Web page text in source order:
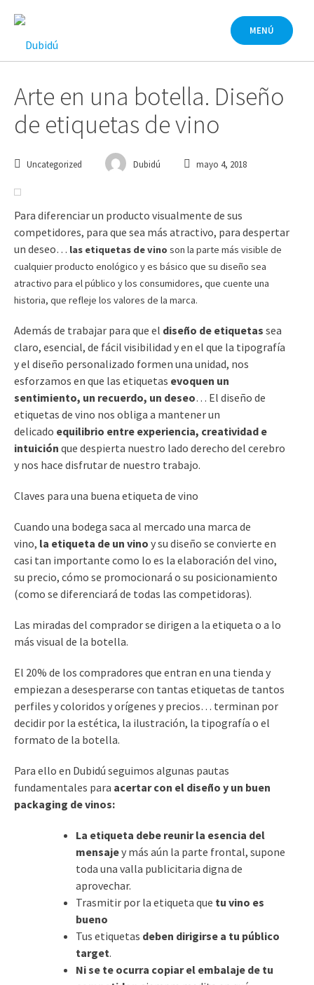
contenido
MENÚ
Arte en una botella. Diseño
de etiquetas de vino
Uncategorized Dubidú mayo 4, 2018
Para diferenciar un producto visualmente de sus
competidores, para que sea más atractivo, para despertar
un deseo… las etiquetas de vino son la parte más visible de
cualquier producto enológico y es básico que su diseño sea
atractivo para el público y los consumidores, que cuente una
historia, que refleje los valores de la marca.
Además de trabajar para que el diseño de etiquetas sea
claro, esencial, de fácil visibilidad y en el que la tipografía
y el diseño personalizado formen una unidad, nos
esforzamos en que las etiquetas evoquen un
sentimiento, un recuerdo, un deseo… El diseño de
etiquetas de vino nos obliga a mantener un
delicado equilibrio entre experiencia, creatividad e
intuición que despierta nuestro lado derecho del cerebro
y nos hace disfrutar de nuestro trabajo.
Claves para una buena etiqueta de vino
Cuando una bodega saca al mercado una marca de
vino, la etiqueta de un vino y su diseño se convierte en
casi tan importante como lo es la elaboración del vino,
su precio, cómo se promocionará o su posicionamiento
(como se diferenciará de todas las competidoras).
Las miradas del comprador se dirigen a la etiqueta o a lo
más visual de la botella.
El 20% de los compradores que entran en una tienda y
empiezan a desesperarse con tantas etiquetas de tantos
perfiles y coloridos y orígenes y precios… terminan por
decidir por la estética, la ilustración, la tipografía o el
formato de la botella.
Para ello en Dubidú seguimos algunas pautas
fundamentales para acertar con el diseño y un buen
packaging de vinos:
La etiqueta debe reunir la esencia del
mensajey más aún la parte frontal, supone
toda una valla publicitaria digna de
aprovechar.
Trasmitir por la etiqueta que tu vino es
bueno
Tus etiquetas deben dirigirse a tu público
target.
Ni se te ocurra copiar el embalaje de tu